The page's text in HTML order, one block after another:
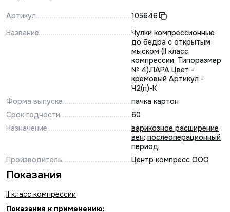
Артикул
105646
Название
Чулки компрессионные
до бедра с открытым
мыском (II класс
компрессии, Типоразмер
№ 4).ПАРА Цвет -
кремовый Артикул -
Ч2(п)-К
Форма выпуска
пачка картон
Срок годности
60
Назначение
варикозное расширение
вен; послеоперационный
период;
Производитель
Центр компресс ООО
Показания
II класс компрессии
Показания к применению: